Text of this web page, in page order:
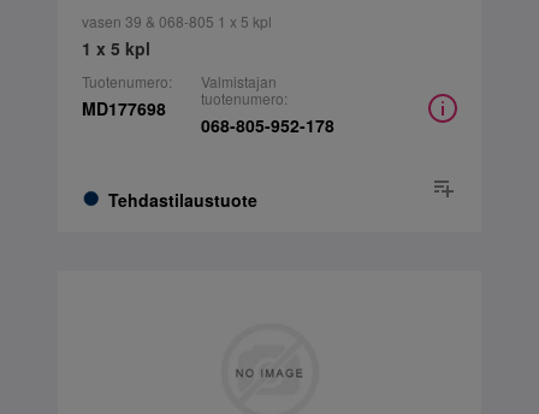
vasen 39 & 068-805 1 x 5 kpl
1 x 5 kpl
Tuotenumero:
MD177698
Tehdastilaustuote
Valmistajan
tuotenumero:
068-805-952-178